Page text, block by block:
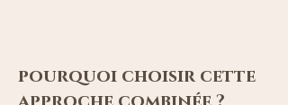
pourquoi choisir cette